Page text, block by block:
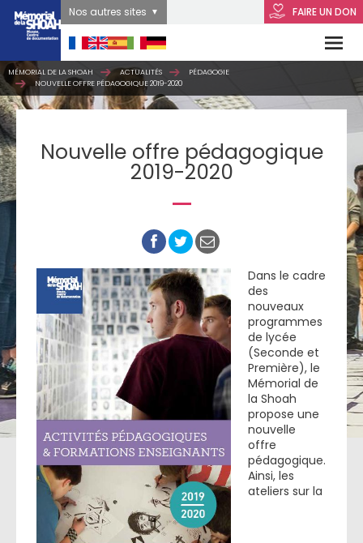
FAIRE UN DON
Nos autres sites
MÉMORIAL DE LA SHOAH ACTUALITÉS
PÉDAGOGIE
NOUVELLE OFFRE PÉDAGOGIQUE 2019-2020
Nouvelle offre pédagogique
2019-2020
Dans le cadre
des
nouveaux
programmes
de lycée
(Seconde et
Première), le
Mémorial de
la Shoah
propose une
nouvelle
offre
pédagogique.
Ainsi, les
ateliers sur la